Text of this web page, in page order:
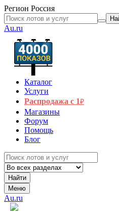
Регион Россия
Au.ru
Каталог
Услуги
Распродажа с 1₽
Магазины
Форум
Помощь
Блог
Найти
Меню
Au.ru